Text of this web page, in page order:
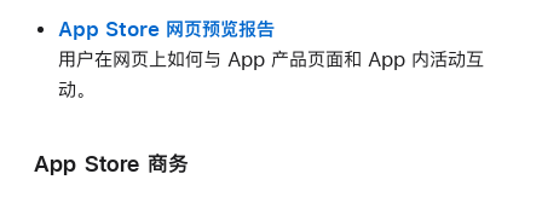
App Store 网页预览报告
用户在网页上如何与 App 产品页面和 App 内活动互
动。
App Store 商务